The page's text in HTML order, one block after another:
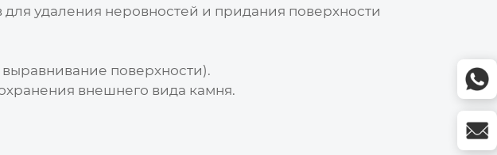
удаления неровностей и придания поверхности
поверхности).
внешнего вида камня.